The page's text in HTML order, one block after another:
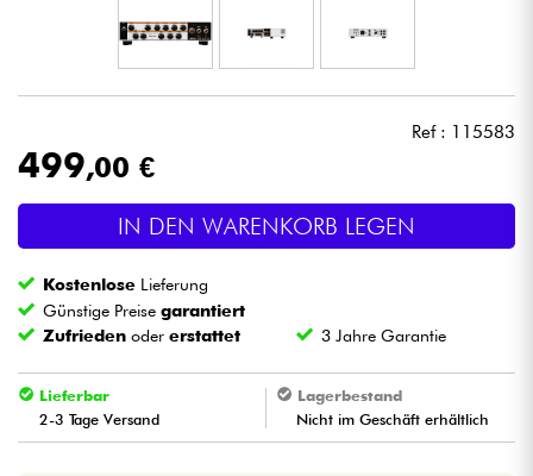
Licht
Blasinstrumente
Violinen & Quartett
Ref : 115583
499,00 €
IN DEN WARENKORB LEGEN
Kostenlose Lieferung
Günstige Preisegarantiert
Zufrieden odererstattet 3 Jahre Garantie
Lieferbar
2-3 Tage Versand
Lagerbestand
Nicht im Geschäft erhältlich